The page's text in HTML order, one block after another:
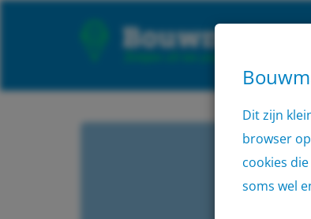
Dit zijn
browser
cookies
soms wel